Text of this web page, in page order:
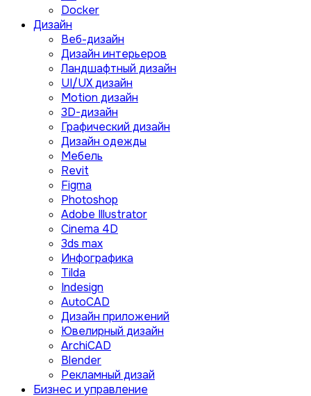
Docker
Дизайн
Веб-дизайн
Дизайн интерьеров
Ландшафтный дизайн
UI/UX дизайн
Motion дизайн
3D-дизайн
Графический дизайн
Дизайн одежды
Мебель
Revit
Figma
Photoshop
Adobe Illustrator
Сinema 4D
3ds max
Инфографика
Tilda
Indesign
AutoCAD
Дизайн приложений
Ювелирный дизайн
ArchiCAD
Blender
Рекламный дизай
Бизнес и управление